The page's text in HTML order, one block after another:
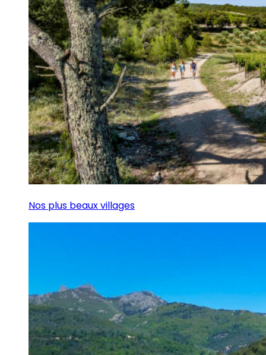
Nos plus beaux villages